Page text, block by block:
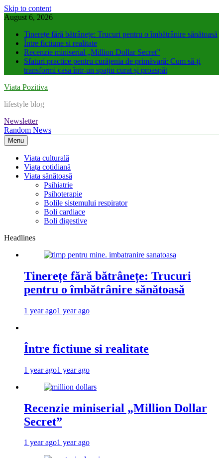
Skip to content
August 6, 2026
Tinerețe fără bătrânețe: Trucuri pentru o îmbătrânire sănătoasă
Între fictiune si realitate
Recenzie miniserial „Million Dollar Secret”
Sfaturi practice pentru curățenia de primăvară: Cum să-ți
transformi casa într-un spațiu curat și proaspăt
Viata Pozitiva
lifestyle blog
Newsletter
Random News
Menu
Viata culturală
Viața cotidiană
Viata sănătoasă
Psihiatrie
Psihoterapie
Bolile sistemului respirator
Boli cardiace
Boli digestive
Headlines
Tinerețe fără bătrânețe: Trucuri
pentru o îmbătrânire sănătoasă
1 year ago1 year ago
Între fictiune si realitate
1 year ago1 year ago
Recenzie miniserial „Million Dollar
Secret”
1 year ago1 year ago